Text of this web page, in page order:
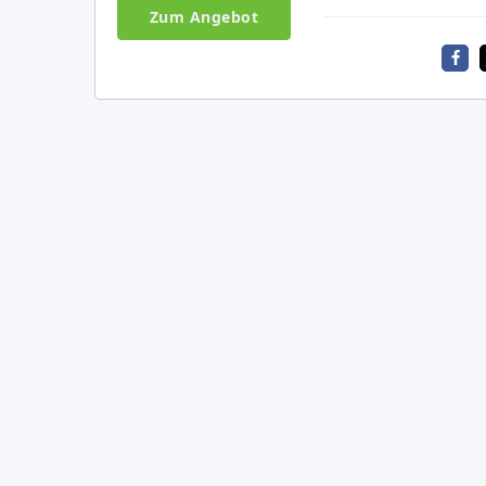
Zum Angebot